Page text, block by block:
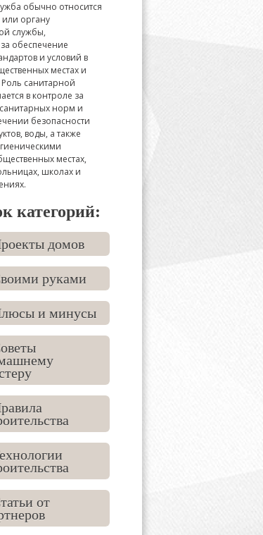
обычно относится
органу
службы,
обеспечение
и условий в
местах и
санитарной
в контроле за
норм и
безопасности
воды, а также
местах,
школах и
категорий:
домов
руками
и минусы
от